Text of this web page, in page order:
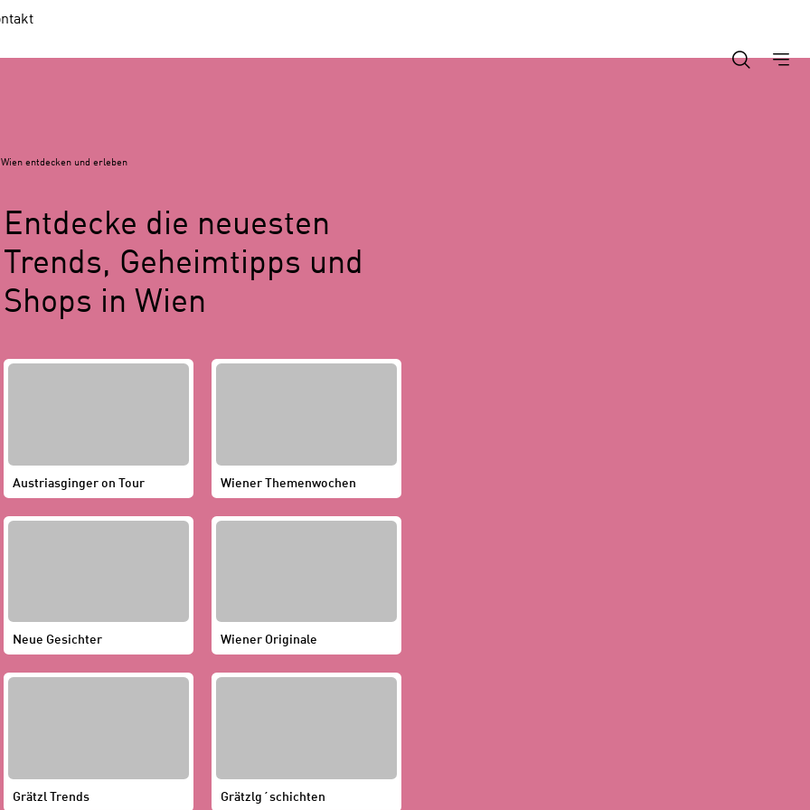
Wien entdecken und erleben
Entdecke die neuesten
Trends, Geheimtipps und
Shops in Wien
Austriasginger on Tour Wiener Themenwochen
Neue Gesichter Wiener Originale
Grätzl Trends Grätzlg´schichten